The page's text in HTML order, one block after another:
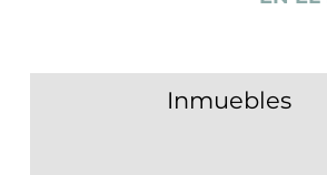
Inmuebles